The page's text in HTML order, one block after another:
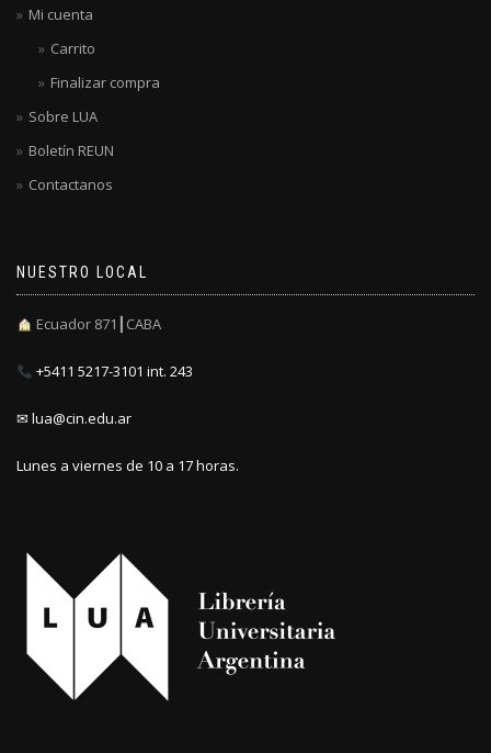
Mi cuenta
Carrito
Finalizar compra
Sobre LUA
Boletín REUN
Contactanos
NUESTRO LOCAL
Ecuador 871┃CABA
+5411 5217-3101 int. 243
✉ lua@cin.edu.ar
Lunes a viernes de 10 a 17 horas.